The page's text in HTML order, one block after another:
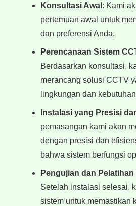
Konsultasi Awal : Kami
pertemuan awal untuk
dan preferensi Anda.
Perencanaan Sistem
Berdasarkan konsultasi,
merancang solusi CCTV
lingkungan dan
Instalasi yang Presisi
pemasangan kami akan
dengan presisi dan
bahwa sistem berfungsi
Pengujian dan
Setelah instalasi selesai,
sistem untuk memastikan